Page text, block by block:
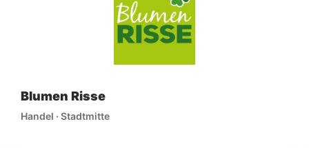
Blumen Risse
Handel · Stadtmitte